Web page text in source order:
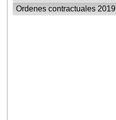
Ordenes contractuales 2019